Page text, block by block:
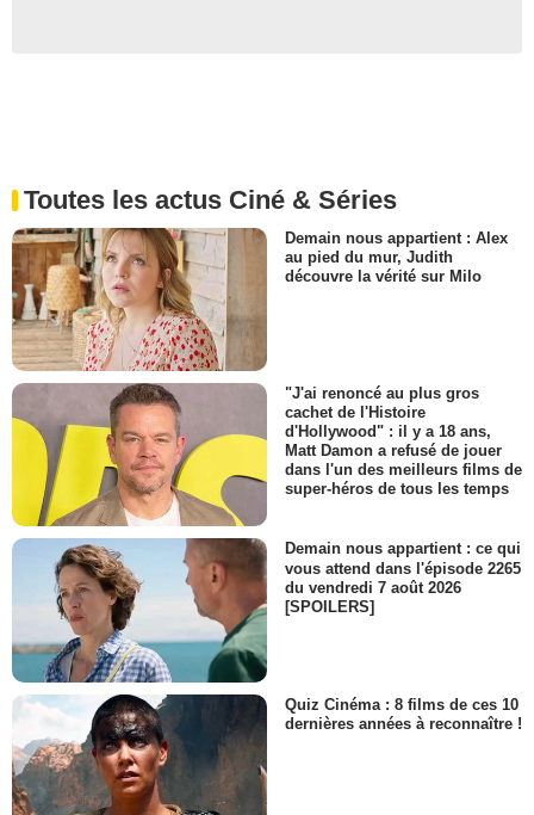
Toutes les actus Ciné & Séries
Demain nous appartient : Alex
au pied du mur, Judith
découvre la vérité sur Milo
"J'ai renoncé au plus gros
cachet de l'Histoire
d'Hollywood" : il y a 18 ans,
Matt Damon a refusé de jouer
dans l'un des meilleurs films de
super-héros de tous les temps
Demain nous appartient : ce qui
vous attend dans l'épisode 2265
du vendredi 7 août 2026
[SPOILERS]
Quiz Cinéma : 8 films de ces 10
dernières années à reconnaître !